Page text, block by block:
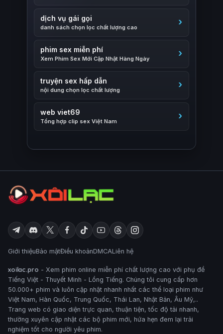
dịch vụ gái gọi
danh sách chọn lọc chất lượng cao
phim sex miễn phí
Xem Phim Sex Mới Cập Nhật Hàng Ngày
truyện sex hấp dẫn
nội dung chọn lọc chất lượng
web viet69
Tổng hợp clip sex Việt Nam
Giới thiệuBảo mậtĐiều khoảnDMCALiên hệ
xoilac.pro - Xem phim online miễn phí chất lượng cao với phụ đề
Tiếng Việt - Thuyết Minh - Lồng Tiếng. Chúng tôi cung cấp hơn
50.000+ phim và luôn cập nhật nhanh nhất các thể loại phim như
Việt Nam, Hàn Quốc, Trung Quốc, Thái Lan, Nhật Bản, Âu Mỹ,..
Trang web có giao diện trực quan, thuận tiện, tốc độ tải nhanh,
thường xuyên cập nhật các bộ phim mới, hứa hẹn đem lại trải
nghiệm tốt cho người yêu phim.